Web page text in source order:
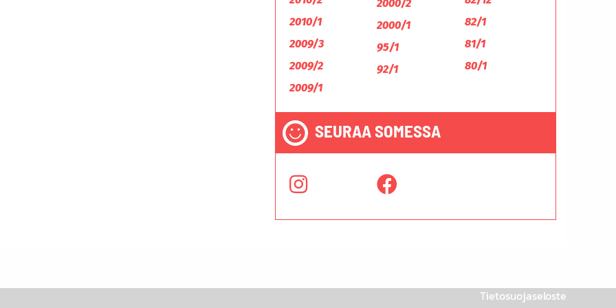
2010/1
2009/3
2009/2
2009/1
2000/2
2000/1
95/1
92/1
82/1
81/1
80/1
SEURAA SOMESSA
Tietosuojaseloste